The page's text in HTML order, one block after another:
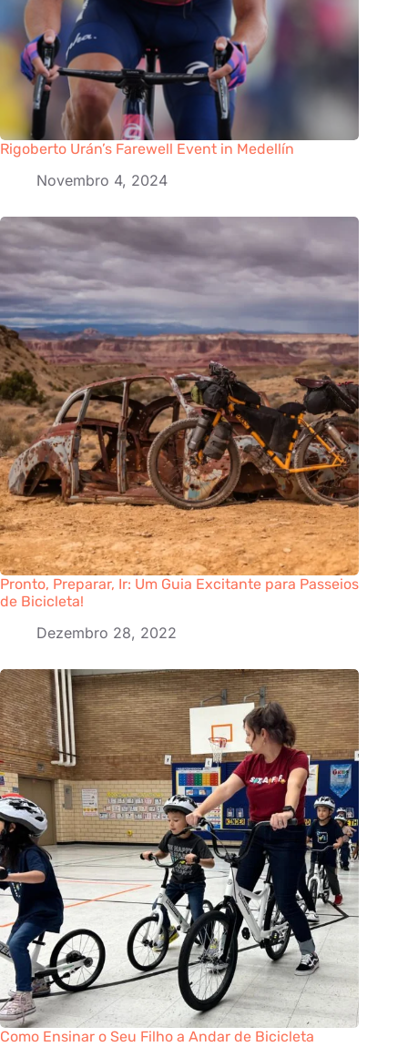
Rigoberto Urán’s Farewell Event in Medellín
Novembro 4, 2024
Pronto, Preparar, Ir: Um Guia Excitante para Passeios
de Bicicleta!
Dezembro 28, 2022
Como Ensinar o Seu Filho a Andar de Bicicleta